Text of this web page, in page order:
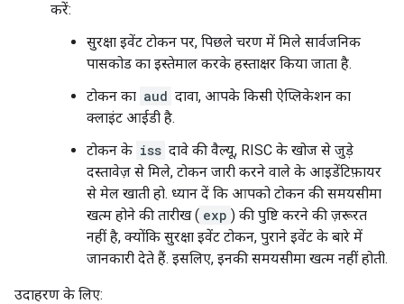
करें:
सुरक्षा इवेंट टोकन पर, पिछले चरण में मिले सार्वजनिक
पासकोड का इस्तेमाल करके हस्ताक्षर किया जाता है.
टोकन का aud दावा, आपके किसी ऐप्लिकेशन का
क्लाइंट आईडी है.
टोकन के iss दावे की वैल्यू, RISC के खोज से जुड़े
दस्तावेज़ से मिले, टोकन जारी करने वाले के आइडेंटिफ़ायर
से मेल खाती हो. ध्यान दें कि आपको टोकन की समयसीमा
खत्म होने की तारीख ( exp ) की पुष्टि करने की ज़रूरत
नहीं है, क्योंकि सुरक्षा इवेंट टोकन, पुराने इवेंट के बारे में
जानकारी देते हैं. इसलिए, इनकी समयसीमा खत्म नहीं होती.
उदाहरण के लिए: